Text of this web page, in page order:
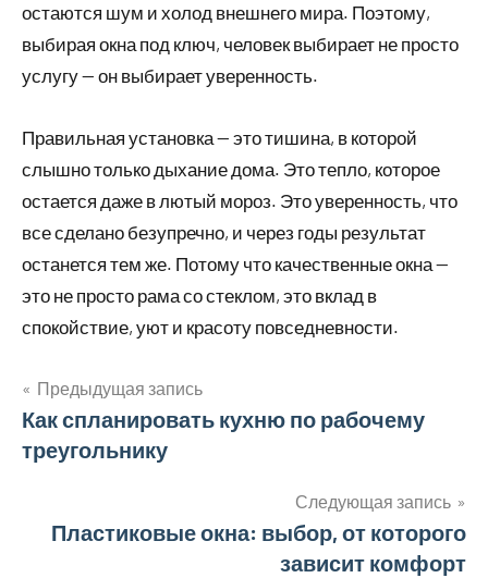
остаются шум и холод внешнего мира. Поэтому,
выбирая окна под ключ, человек выбирает не просто
услугу — он выбирает уверенность.
Правильная установка — это тишина, в которой
слышно только дыхание дома. Это тепло, которое
остается даже в лютый мороз. Это уверенность, что
все сделано безупречно, и через годы результат
останется тем же. Потому что качественные окна —
это не просто рама со стеклом, это вклад в
спокойствие, уют и красоту повседневности.
Навигация
по
Предыдущая запись
Как спланировать кухню по рабочему
треугольнику
Следующая запись
Пластиковые окна: выбор, от которого
зависит комфорт